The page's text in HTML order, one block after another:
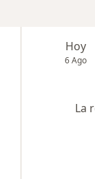
Hoy
6 Ago
La